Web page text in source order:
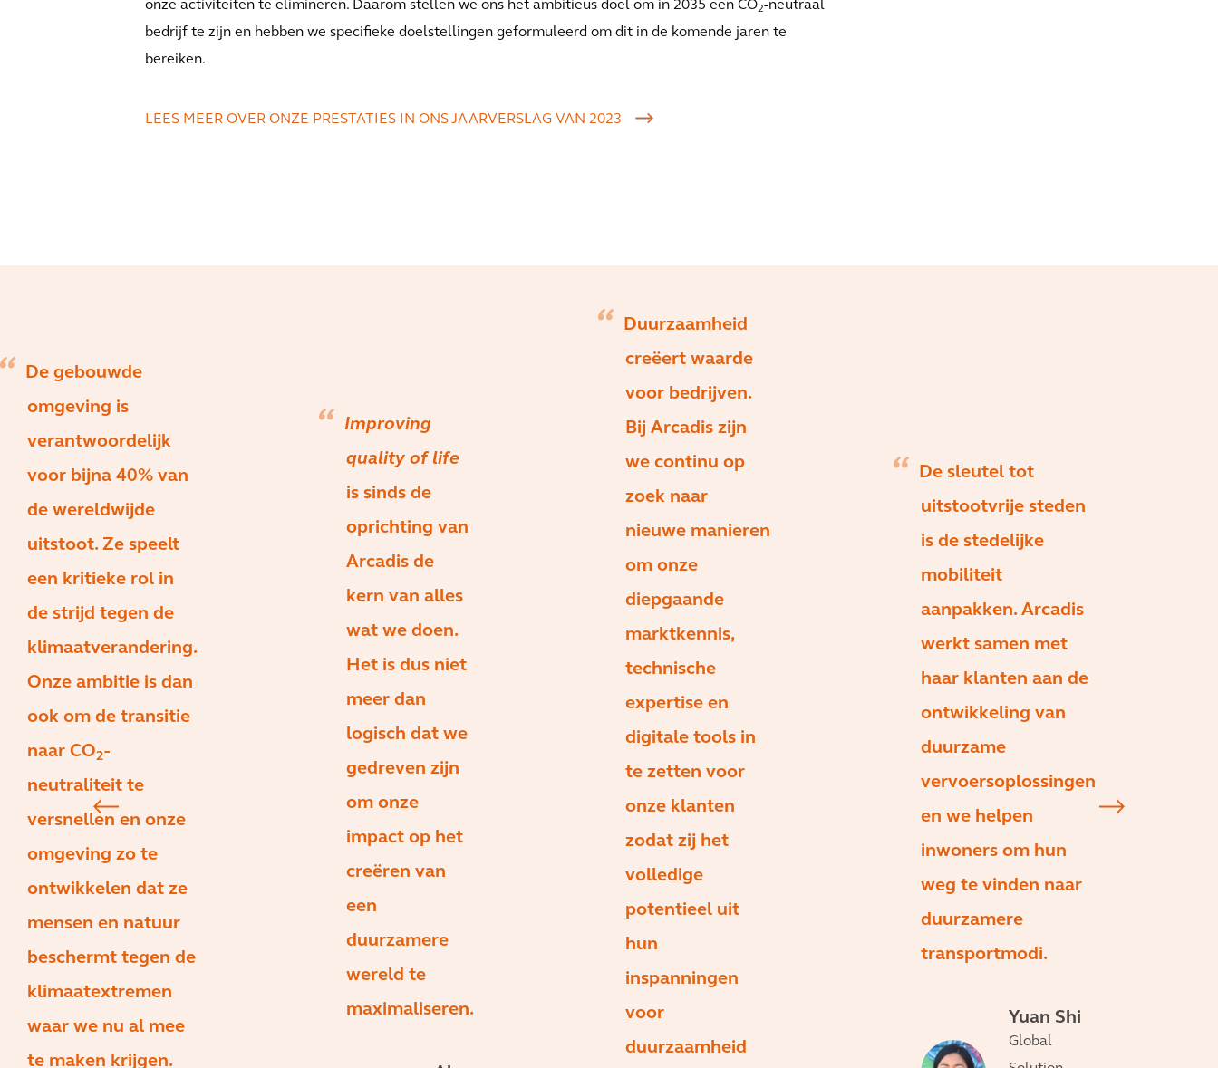
onze activiteiten te elimineren. Daarom stellen we ons het ambitieus doel om in 2035 een CO2-neutraal
bedrijf te zijn en hebben we specifieke doelstellingen geformuleerd om dit in de komende jaren te
bereiken.
LEES MEER OVER ONZE PRESTATIES IN ONS JAARVERSLAG VAN 2023
De gebouwde
omgeving is
verantwoordelijk
voor bijna 40% van
de wereldwijde
uitstoot. Ze speelt
een kritieke rol in
de strijd tegen de
klimaatverandering.
Onze ambitie is dan
ook om de transitie
naar CO2-
neutraliteit te
versnellen en onze
omgeving zo te
ontwikkelen dat ze
mensen en natuur
beschermt tegen de
klimaatextremen
waar we nu al mee
te maken krijgen.
Improving
quality of life
is sinds de
oprichting van
Arcadis de
kern van alles
wat we doen.
Het is dus niet
meer dan
logisch dat we
gedreven zijn
om onze
impact op het
creëren van
een
duurzamere
wereld te
maximaliseren.
Duurzaamheid
creëert waarde
voor bedrijven.
Bij Arcadis zijn
we continu op
zoek naar
nieuwe manieren
om onze
diepgaande
marktkennis,
technische
expertise en
digitale tools in
te zetten voor
onze klanten
zodat zij het
volledige
potentieel uit
hun
inspanningen
voor
duurzaamheid
De sleutel tot
uitstootvrije steden
is de stedelijke
mobiliteit
aanpakken. Arcadis
werkt samen met
haar klanten aan de
ontwikkeling van
duurzame
vervoersoplossingen
en we helpen
inwoners om hun
weg te vinden naar
duurzamere
transportmodi.
Yuan Shi
Global